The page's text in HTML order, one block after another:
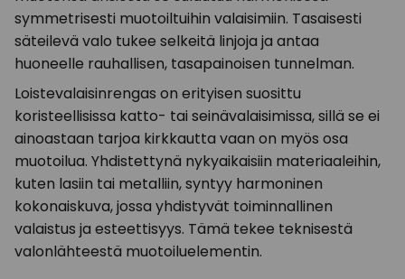
symmetrisesti muotoiltuihin valaisimiin. Tasaisesti
säteilevä valo tukee selkeitä linjoja ja antaa
huoneelle rauhallisen, tasapainoisen tunnelman.
Loistevalaisinrengas on erityisen suosittu
koristeellisissa katto- tai seinävalaisimissa, sillä se ei
ainoastaan tarjoa kirkkautta vaan on myös osa
muotoilua. Yhdistettynä nykyaikaisiin materiaaleihin,
kuten lasiin tai metalliin, syntyy harmoninen
kokonaiskuva, jossa yhdistyvät toiminnallinen
valaistus ja esteettisyys. Tämä tekee teknisestä
valonlähteestä muotoiluelementin.